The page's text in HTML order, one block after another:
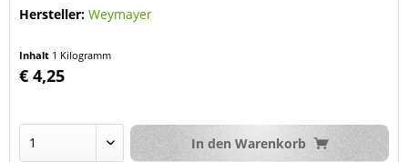
Hersteller: Weymayer
Inhalt 1 Kilogramm
€ 4,25
In den Warenkorb